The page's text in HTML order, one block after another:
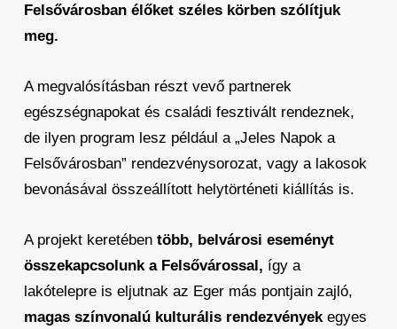
Felsővárosban élőket széles körben szólítjuk
meg.
A megvalósításban részt vevő partnerek
egészségnapokat és családi fesztivált rendeznek,
de ilyen program lesz például a „Jeles Napok a
Felsővárosban” rendezvénysorozat, vagy a lakosok
bevonásával összeállított helytörténeti kiállítás is.
A projekt keretében több, belvárosi eseményt
összekapcsolunk a Felsővárossal, így a
lakótelepre is eljutnak az Eger más pontjain zajló,
magas színvonalú kulturális rendezvényekegyes